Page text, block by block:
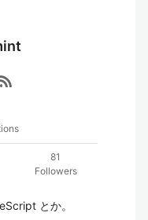
rss_feed
81
Followers
とか。